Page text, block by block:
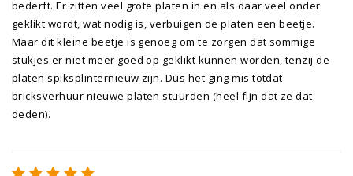
bederft. Er zitten veel grote platen in en als daar veel onder
geklikt wordt, wat nodig is, verbuigen de platen een beetje.
Maar dit kleine beetje is genoeg om te zorgen dat sommige
stukjes er niet meer goed op geklikt kunnen worden, tenzij de
platen spiksplinternieuw zijn. Dus het ging mis totdat
bricksverhuur nieuwe platen stuurden (heel fijn dat ze dat
deden).